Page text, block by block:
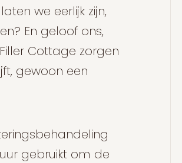
we eerlijk zijn,
En geloof ons,
Cottage zorgen
gewoon een
gebruikt om de